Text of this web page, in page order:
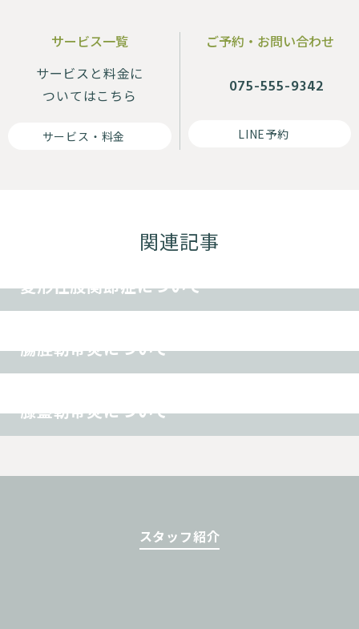
サービス一覧
サービスと料金に
ついてはこちら
サービス・料金
ご予約・お問い合わせ
075-555-9342
LINE予約
関連記事
変形性股関節症について
腸脛靭帯炎について
膝蓋靭帯炎について
スタッフ紹介